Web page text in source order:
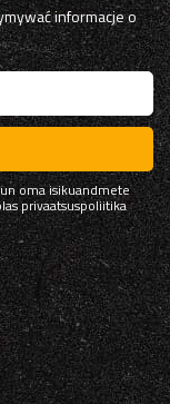
informacje o
oma isikuandmete
privaatsuspoliitika